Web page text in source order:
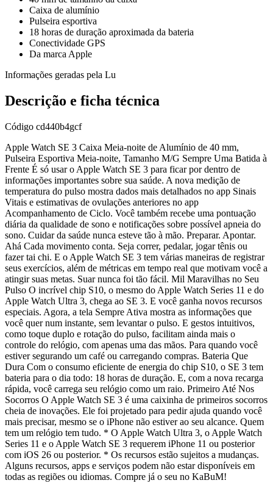
Caixa de alumínio
Pulseira esportiva
18 horas de duração aproximada da bateria
Conectividade GPS
Da marca Apple
Informações geradas pela Lu
Descrição e ficha técnica
Código cd440b4gcf
Apple Watch SE 3 Caixa Meia-noite de Alumínio de 40 mm,
Pulseira Esportiva Meia-noite, Tamanho M/G Sempre Uma Batida à
Frente É só usar o Apple Watch SE 3 para ficar por dentro de
informações importantes sobre sua saúde. A nova medição de
temperatura do pulso mostra dados mais detalhados no app Sinais
Vitais e estimativas de ovulações anteriores no app
Acompanhamento de Ciclo. Você também recebe uma pontuação
diária da qualidade de sono e notificações sobre possível apneia do
sono. Cuidar da saúde nunca esteve tão à mão. Preparar. Apontar.
Ahá Cada movimento conta. Seja correr, pedalar, jogar tênis ou
fazer tai chi. E o Apple Watch SE 3 tem várias maneiras de registrar
seus exercícios, além de métricas em tempo real que motivam você a
atingir suas metas. Suar nunca foi tão fácil. Mil Maravilhas no Seu
Pulso O incrível chip S10, o mesmo do Apple Watch Series 11 e do
Apple Watch Ultra 3, chega ao SE 3. E você ganha novos recursos
especiais. Agora, a tela Sempre Ativa mostra as informações que
você quer num instante, sem levantar o pulso. E gestos intuitivos,
como toque duplo e rotação do pulso, facilitam ainda mais o
controle do relógio, com apenas uma das mãos. Para quando você
estiver segurando um café ou carregando compras. Bateria Que
Dura Com o consumo eficiente de energia do chip S10, o SE 3 tem
bateria para o dia todo: 18 horas de duração. E, com a nova recarga
rápida, você carrega seu relógio como um raio. Primeiro Até Nos
Socorros O Apple Watch SE 3 é uma caixinha de primeiros socorros
cheia de inovações. Ele foi projetado para pedir ajuda quando você
mais precisar, mesmo se o iPhone não estiver ao seu alcance. Quem
tem um relógio tem tudo. * O Apple Watch Ultra 3, o Apple Watch
Series 11 e o Apple Watch SE 3 requerem iPhone 11 ou posterior
com iOS 26 ou posterior. * Os recursos estão sujeitos a mudanças.
Alguns recursos, apps e serviços podem não estar disponíveis em
todas as regiões ou idiomas. Compre já o seu no KaBuM!